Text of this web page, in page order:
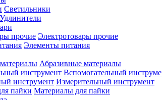
Светильники
Удлинители
Электротовары прочие
Элементы питания
Абразивные материалы
Вспомогательный
Измерительный инструмент
Материалы для пайки